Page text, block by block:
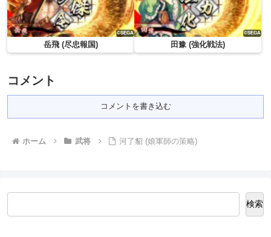
岳飛 (尽忠報国) 田豫 (強化戦法)
コメント
コメントを書き込む
ホーム 武将 河了貂 (娘軍師の策略)
検索